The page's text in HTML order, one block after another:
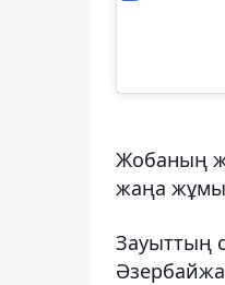
Жобаның
жаңа
Зауыттың